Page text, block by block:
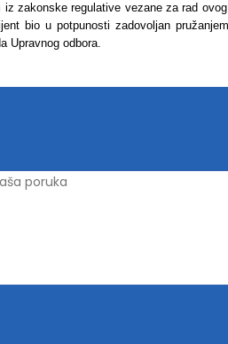
zakonske regulative vezane za rad
bio u potpunosti zadovoljan
Upravnog odbora.